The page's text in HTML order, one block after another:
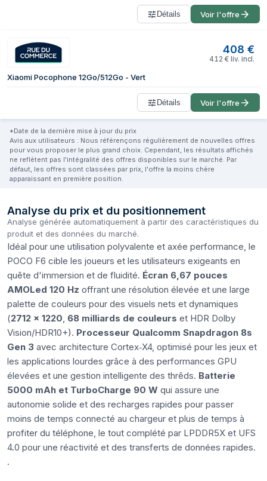
Détails Voir l'offre
408 €
412 € liv. incl.
Xiaomi Pocophone 12Go/512Go - Vert
Détails Voir l'offre
*Date de la dernière mise à jour du prix
Avis aux utilisateurs : Nous référençons régulièrement de nouvelles offres
pour vous proposer le plus grand choix. Cependant, les résultats affichés
ne reflètent pas l'intégralité des offres disponibles sur le marché. Par
défaut, les offres sont classées par prix, l'offre la moins chère
apparaissant en première position.
Analyse du prix et du positionnement
Analyse générée automatiquement à partir des caractéristiques du
produit et des données du marché.
Idéal pour une utilisation polyvalente et axée performance, le
POCO F6 cible les joueurs et les utilisateurs exigeants en
quête d'immersion et de fluidité. Écran 6,67 pouces
AMOLed 120 Hz offrant une résolution élevée et une large
palette de couleurs pour des visuels nets et dynamiques
(2712 x 1220, 68 milliards de couleurs et HDR Dolby
Vision/HDR10+). Processeur Qualcomm Snapdragon 8s
Gen 3 avec architecture Cortex‑X4, optimisé pour les jeux et
les applications lourdes grâce à des performances GPU
élevées et une gestion intelligente des thrêds. Batterie
5000 mAh et TurboCharge 90 W qui assure une
autonomie solide et des recharges rapides pour passer
moins de temps connecté au chargeur et plus de temps à
profiter du téléphone, le tout complété par LPDDR5X et UFS
4.0 pour une réactivité et des transferts de données rapides.
.